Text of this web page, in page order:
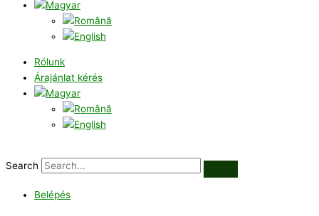
Rólunk
Árajánlat kérés
Search
Belépés